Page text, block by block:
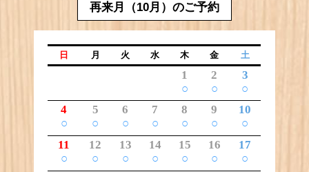
再来月（10月）のご予約
日 月 火 水 木 金 土
1
○
2
○
3
○
4
○
5
○
6
○
7
○
8
○
9
○
10
○
11
○
12
○
13
○
14
○
15
○
16
○
17
○